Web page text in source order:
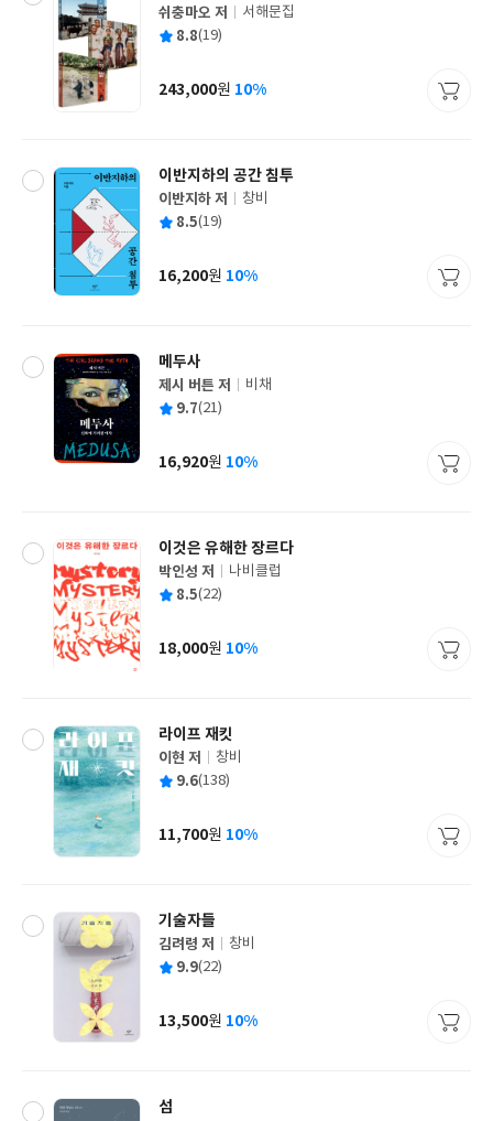
글
쓴
쉬충마오 저
출
사
서해문집
평 8.8(19)
가
243,000원 10%
이반지하의 공간 침투
글
쓴
이반지하 저
출
사
창비
평 8.5(19)
가
16,200원 10%
메두사
글
쓴
제시 버튼 저
출
사
비채
평 9.7(21)
가
16,920원 10%
이것은 유해한 장르다
글
쓴
박인성 저
출
사
나비클럽
평 8.5(22)
가
18,000원 10%
라이프 재킷
글
쓴
이현 저
출
사
창비
평 9.6(138)
가
11,700원 10%
기술자들
글
쓴
김려령 저
출
사
창비
평 9.9(22)
가
13,500원 10%
섬